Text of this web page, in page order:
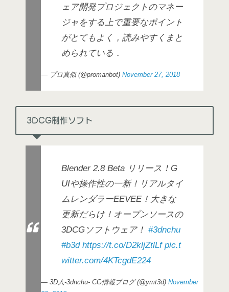
ェア開発プロジェクトのマネー
ジャをする上で重要なポイント
がとてもよく，読みやすくまと
められている．
— プロ真似 (@promanbot) November 27, 2018
3DCG制作ソフト
Blender 2.8 Beta リリース！G
UIや操作性の一新！リアルタイ
ムレンダラーEEVEE！大きな
更新だらけ！オープンソースの
3DCGソフトウェア！ #3dnchu
#b3d https://t.co/D2kljZtlLf pic.t
witter.com/4KTcgdE224
— 3D人-3dnchu- CG情報ブログ (@ymt3d) November